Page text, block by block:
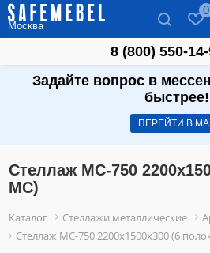
Москва
0
8 (800) 550-
Задайте вопрос в
быстрее!
ПЕРЕЙТИ В
Стеллаж МС-750
МС)
Каталог Стеллажи металлические
Стеллаж МС-750 2200х1500х300 (6